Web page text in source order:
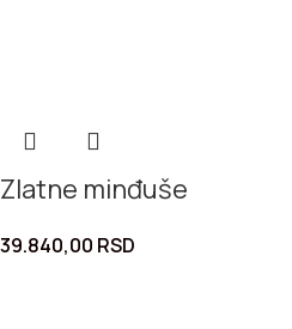
Zlatne minđuše
39.840,00 RSD